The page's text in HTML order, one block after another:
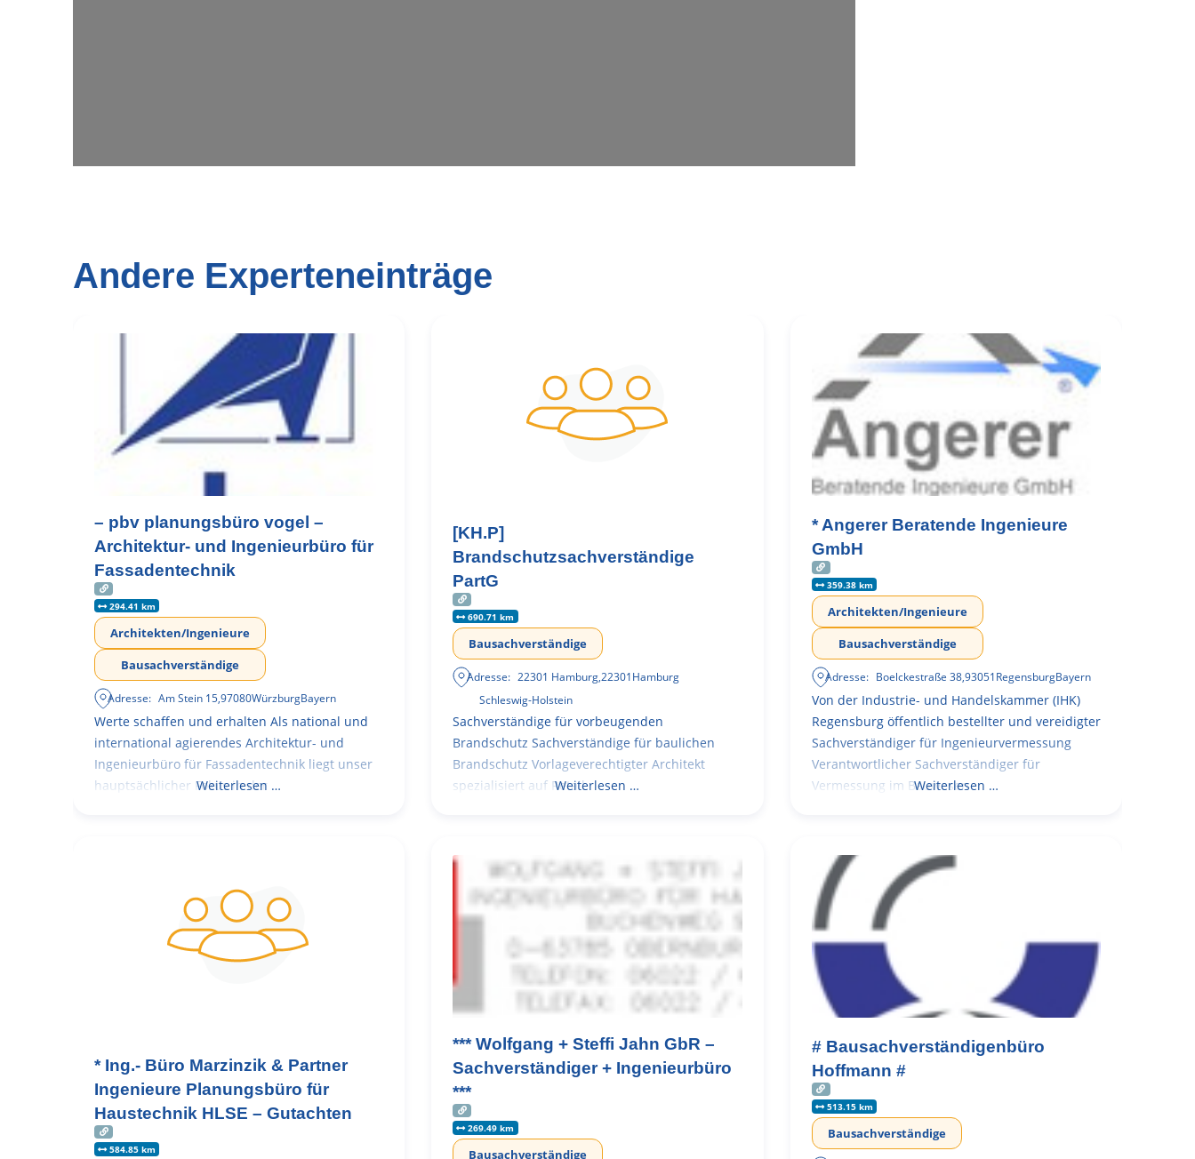
Andere Experteneinträge
– pbv planungsbüro vogel –
Architektur- und Ingenieurbüro für
Fassadentechnik
294.41 km
Architekten/Ingenieure
Bausachverständige
Adresse: Am Stein 15,97080WürzburgBayern
Werte schaffen und erhalten Als national und
international agierendes Architektur- und
Ingenieurbüro für Fassadentechnik liegt unser
hauptsächlicher Fokus in der
Weiterlesen …
[KH.P]
Brandschutzsachverständige
PartG
690.71 km
Bausachverständige
Adresse: 22301 Hamburg,22301Hamburg
Schleswig-Holstein
Sachverständige für vorbeugenden
Brandschutz Sachverständige für baulichen
Brandschutz Vorlageverechtigter Architekt
spezialisiert auf RetailWeiterlesen …
* Angerer Beratende Ingenieure
GmbH
359.38 km
Architekten/Ingenieure
Bausachverständige
Adresse: Boelckestraße 38,93051RegensburgBayern
Von der Industrie- und Handelskammer (IHK)
Regensburg öffentlich bestellter und vereidigter
Sachverständiger für Ingenieurvermessung
Verantwortlicher Sachverständiger für
Vermessung im Bauwesen
Weiterlesen …
* Ing.- Büro Marzinzik & Partner
Ingenieure Planungsbüro für
Haustechnik HLSE – Gutachten
584.85 km
*** Wolfgang + Steffi Jahn GbR –
Sachverständiger + Ingenieurbüro
***
269.49 km
Bausachverständige
# Bausachverständigenbüro
Hoffmann #
513.15 km
Bausachverständige